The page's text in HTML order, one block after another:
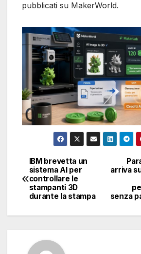
pubblicati su MakerWorld.
Navigazione
articoli
arriva
senza
IBM brevetta un
sistema AI per
controllare le
stampanti 3D
durante la stampa